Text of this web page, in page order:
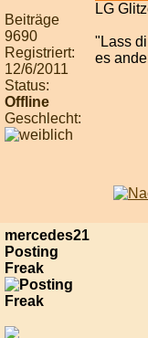
Beiträge
9690
Registriert:
12/6/2011
Status:
Offline
Geschlecht:
LG
"Lass
es
mercedes21
Posting
Freak